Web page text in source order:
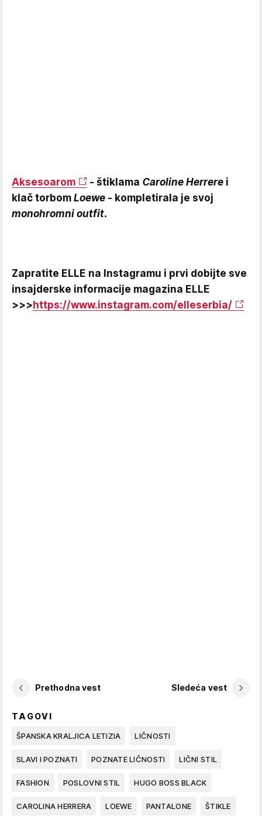
Aksesoarom - štiklama Caroline Herrere i
klač torbom Loewe - kompletirala je svoj
monohromni outfit.
Zapratite ELLE na Instagramu i prvi dobijte sve
insajderske informacije magazina ELLE
>>>https://www.instagram.com/elleserbia/
Prethodna vest Sledeća vest
TAGOVI
ŠPANSKA KRALJICA LETIZIA LIČNOSTI
SLAVI I POZNATI POZNATE LIČNOSTI LIČNI STIL
FASHION POSLOVNI STIL HUGO BOSS BLACK
CAROLINA HERRERA LOEWE PANTALONE ŠTIKLE